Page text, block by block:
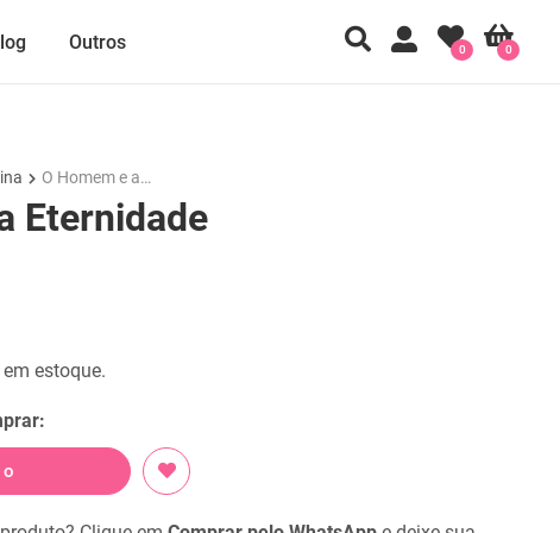
Outros 0
0
O Homem e a…
Eternidade
estoque.